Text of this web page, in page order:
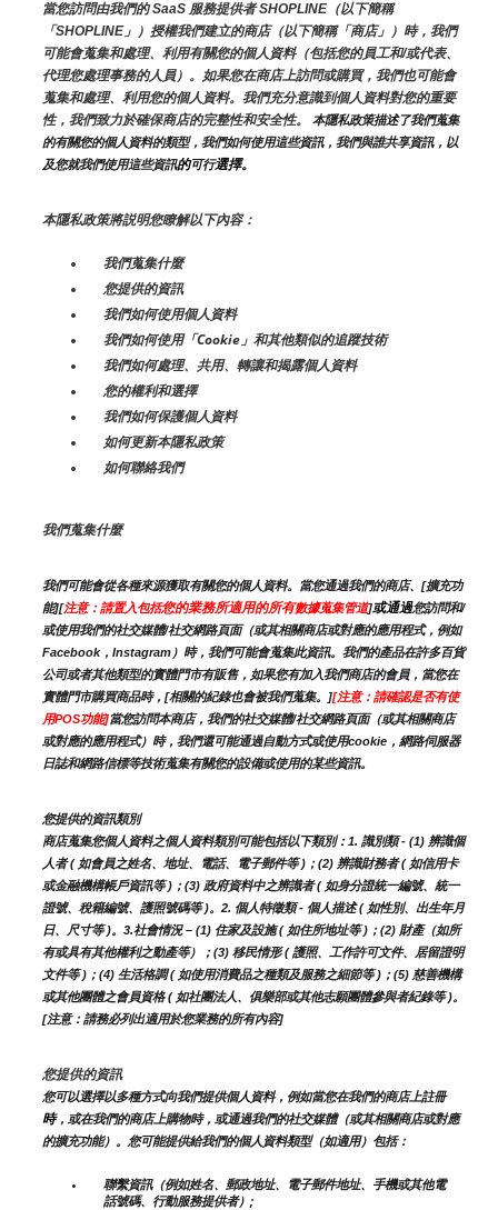
當您訪問由我們的 SaaS 服務提供者 SHOPLINE（以下簡稱
「SHOPLINE」）授權我們建立的商店（以下簡稱「商店」）時，我們
可能會蒐集和處理、利用有關您的個人資料（包括您的員工和/或代表、
代理您處理事務的人員）。如果您在商店上訪問或購買，我們也可能會
蒐集和處理、利用您的個人資料。我們充分意識到個人資料對您的重要
性，我們致力於確保商店的完整性和安全性。
本隱私政策描述了我們蒐集
的有關您的個人資料的類型，我們如何使用這些資訊，我們與誰共享資訊，以
及您就我們使用這些資訊的可行選擇。
本隱私政策將説明您瞭解以下內容：
我們蒐集什麼
您提供的資訊
我們如何使用個人資料
我們如何使用「Cookie」和其他類似的追蹤技術
我們如何處理、共用、轉讓和揭露個人資料
您的權利和選擇
我們如何保護個人資料
如何更新本隱私政策
如何聯絡我們
我們蒐集什麼
我們可能會從各種來源獲取有關您的個人資料。當您通過我們的商店、[擴充功
能][注意：請置入包括您的業務所適用的所有數據蒐集管道]或通過您訪問和/
或使用我們的社交媒體/社交網路頁面（或其相關商店或對應的應用程式，例如
Facebook，Instagram）時，我們可能會蒐集此資訊。我們的產品在許多百貨
公司或者其他類型的實體門市有販售，如果您有加入我們商店的會員，當您在
實體門市購買商品時，[相關的紀錄也會被我們蒐集。][注意：請確認是否有使
用POS功能]當您訪問本商店，我們的社交媒體/社交網路頁面（或其相關商店
或對應的應用程式）時，我們還可能通過自動方式或使用cookie，網路伺服器
日誌和網路信標等技術蒐集有關您的設備或使用的某些資訊。
您提供的資訊類別
商店蒐集您個人資料之個人資料類別可能包括以下類別：1. 識別類 - (1) 辨識個
人者 ( 如會員之姓名、地址、電話、電子郵件等 )；(2) 辨識財務者 ( 如信用卡
或金融機構帳戶資訊等 )；(3) 政府資料中之辨識者 ( 如身分證統一編號、統一
證號、稅籍編號、護照號碼等 )。2. 個人特徵類 - 個人描述 ( 如性別、出生年月
日、尺寸等 )。3.社會情況 – (1) 住家及設施 ( 如住所地址等 )；(2) 財產（如所
有或具有其他權利之動產等）；(3) 移民情形 ( 護照、工作許可文件、居留證明
文件等 )；(4) 生活格調 ( 如使用消費品之種類及服務之細節等 )；(5) 慈善機構
或其他團體之會員資格 ( 如社團法人、俱樂部或其他志願團體參與者紀錄等 )。
[注意：請務必列出適用於您業務的所有內容]
您提供的資訊
您可以選擇以多種方式向我們提供個人資料，例如當您在我們的商店上註冊
時，或在我們的商店上購物時，或通過我們的社交媒體（或其相關商店或對應
的擴充功能）。您可能提供給我們的個人資料類型（如適用）包括：
聯繫資訊（例如姓名、郵政地址、電子郵件地址、手機或其他電
話號碼、行動服務提供者）;